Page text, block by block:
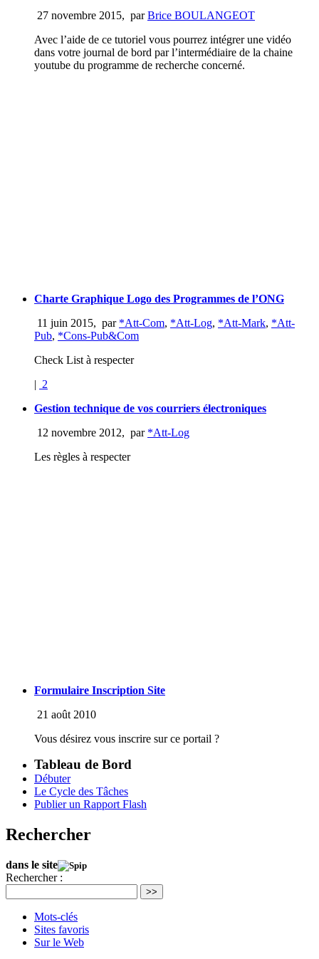
27 novembre 2015, parBrice BOULANGEOT
Avec l’aide de ce tutoriel vous pourrez intégrer une vidéo
dans votre journal de bord par l’intermédiaire de la chaine
youtube du programme de recherche concerné.
Charte Graphique Logo des Programmes de l’ONG
11 juin 2015, par *Att-Com, *Att-Log, *Att-Mark, *Att-
Pub, *Cons-Pub&Com
Check List à respecter
| 2
Gestion technique de vos courriers électroniques
12 novembre 2012, par *Att-Log
Les règles à respecter
Formulaire Inscription Site
21 août 2010
Vous désirez vous inscrire sur ce portail ?
Tableau de Bord
Débuter
Le Cycle des Tâches
Publier un Rapport Flash
Rechercher
dans le site
Rechercher :
>>
Mots-clés
Sites favoris
Sur le Web